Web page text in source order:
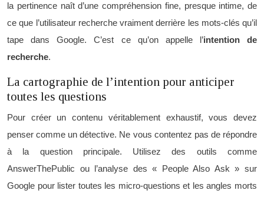
la pertinence naît d’une compréhension fine, presque intime, de
ce que l’utilisateur recherche vraiment derrière les mots-clés qu’il
tape dans Google. C’est ce qu’on appelle l’intention de
recherche.
La cartographie de l’intention pour anticiper
toutes les questions
Pour créer un contenu véritablement exhaustif, vous devez
penser comme un détective. Ne vous contentez pas de répondre
à la question principale. Utilisez des outils comme
AnswerThePublic ou l’analyse des « People Also Ask » sur
Google pour lister toutes les micro-questions et les angles morts